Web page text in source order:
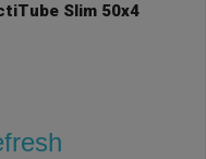
Slim 50x4